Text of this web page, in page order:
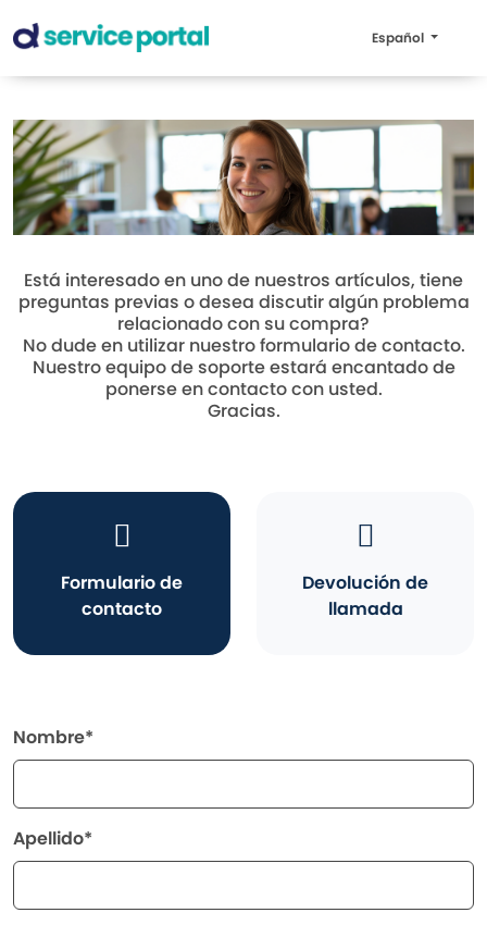
Español
Está interesado en uno de nuestros artículos, tiene
preguntas previas o desea discutir algún problema
relacionado con su compra?
No dude en utilizar nuestro formulario de contacto.
Nuestro equipo de soporte estará encantado de
ponerse en contacto con usted.
Gracias.
Formulario de
contacto
Devolución de
llamada
Nombre*
Apellido*